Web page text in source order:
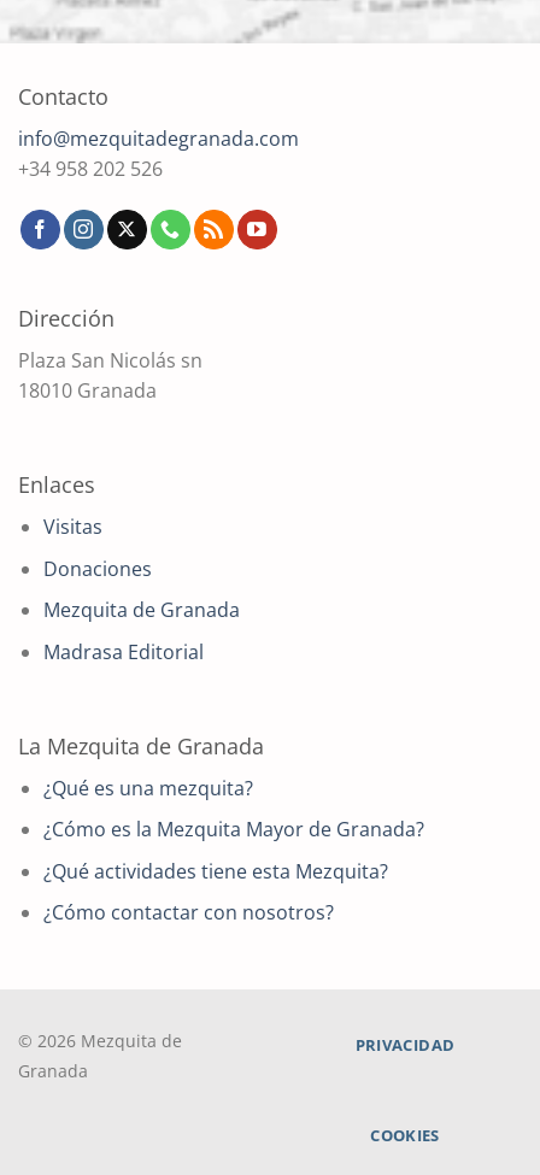
Contacto
info@mezquitadegranada.com
+34 958 202 526
Dirección
Plaza San Nicolás sn
18010 Granada
Enlaces
Visitas
Donaciones
Mezquita de Granada
Madrasa Editorial
La Mezquita de Granada
¿Qué es una mezquita?
¿Cómo es la Mezquita Mayor de Granada?
¿Qué actividades tiene esta Mezquita?
¿Cómo contactar con nosotros?
© 2026 Mezquita de
Granada
PRIVACIDAD
COOKIES